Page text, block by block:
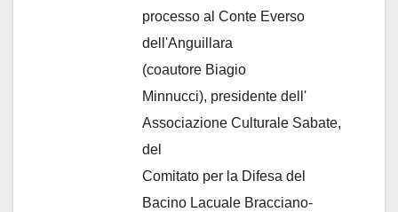
processo al Conte Everso
dell'Anguillara
(coautore Biagio
Minnucci), presidente dell'
Associazione Culturale Sabate,
del
Comitato per la Difesa del
Bacino Lacuale Bracciano-